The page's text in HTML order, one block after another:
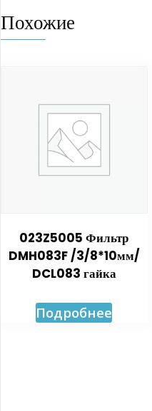
Похожие
023Z5005 Фильтр
DMH083F /3/8*10мм/
DCL083 гайка
Подробнее